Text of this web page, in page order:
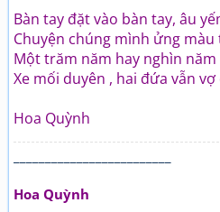
Bàn tay đặt vào bàn tay, âu
Chuyện chúng mình ửng
Một trăm năm hay nghìn
Xe mối duyên , hai đứa vẫn
Hoa Quỳnh
Hoa Quỳnh